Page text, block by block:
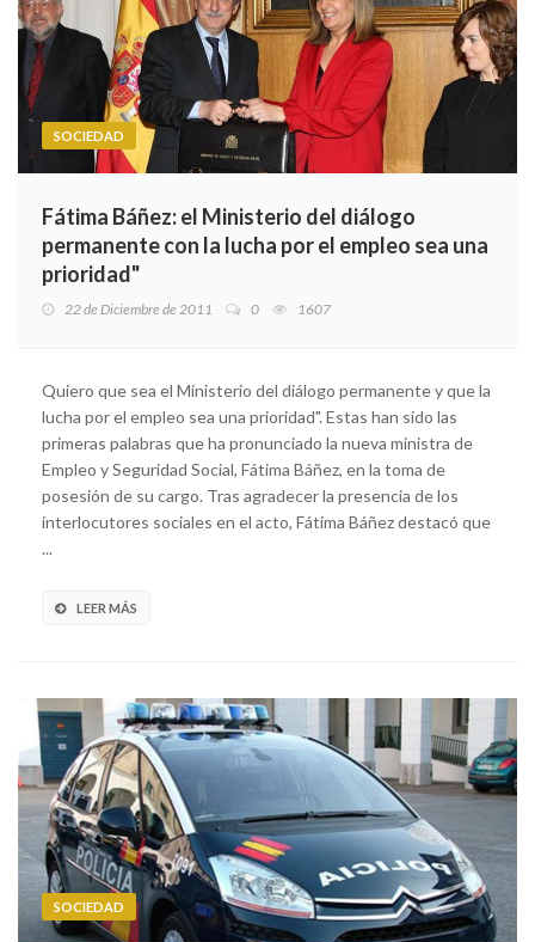
SOCIEDAD
Fátima Báñez: el Ministerio del diálogo
permanente con la lucha por el empleo sea una
prioridad"
22 de Diciembre de 2011 0 1607
Quiero que sea el Ministerio del diálogo permanente y que la
lucha por el empleo sea una prioridad". Estas han sido las
primeras palabras que ha pronunciado la nueva ministra de
Empleo y Seguridad Social, Fátima Báñez, en la toma de
posesión de su cargo. Tras agradecer la presencia de los
interlocutores sociales en el acto, Fátima Báñez destacó que
...
LEER MÁS
SOCIEDAD